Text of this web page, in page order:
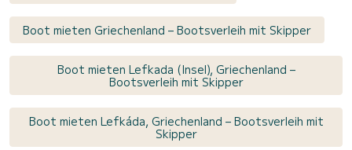
Boot mieten Griechenland – Bootsverleih mit Skipper
Boot mieten Lefkada (Insel), Griechenland –
Bootsverleih mit Skipper
Boot mieten Lefkáda, Griechenland – Bootsverleih mit
Skipper